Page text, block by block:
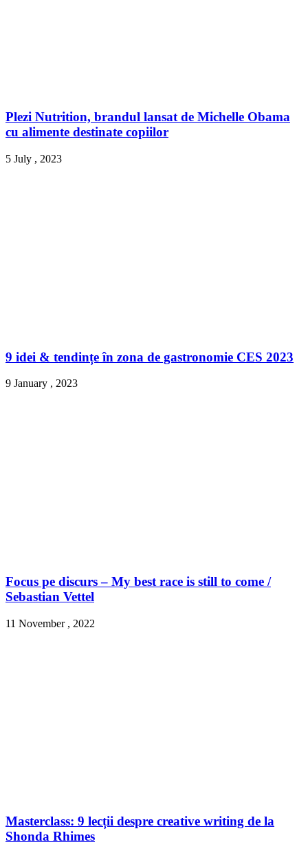
Plezi Nutrition, brandul lansat de Michelle Obama
cu alimente destinate copiilor
5 July , 2023
9 idei & tendințe în zona de gastronomie CES 2023
9 January , 2023
Focus pe discurs – My best race is still to come /
Sebastian Vettel
11 November , 2022
Masterclass: 9 lecții despre creative writing de la
Shonda Rhimes